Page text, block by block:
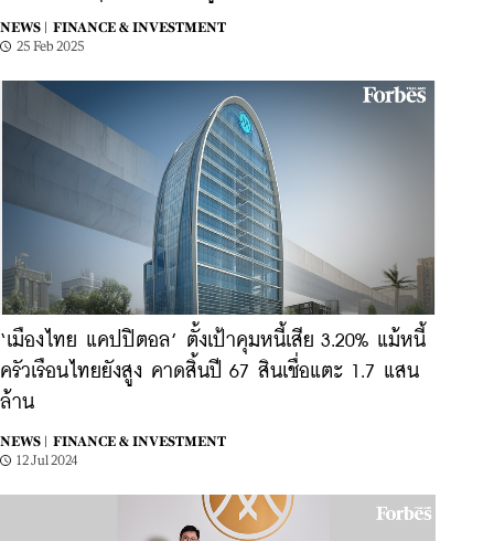
NEWS |
FINANCE & INVESTMENT
25 Feb 2025
‘เมืองไทย แคปปิตอล’ ตั้งเป้าคุมหนี้เสีย 3.20% แม้หนี้
ครัวเรือนไทยยังสูง คาดสิ้นปี 67 สินเชื่อแตะ 1.7 แสน
ล้าน
NEWS |
FINANCE & INVESTMENT
12 Jul 2024